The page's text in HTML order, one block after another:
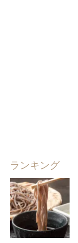
ランキング